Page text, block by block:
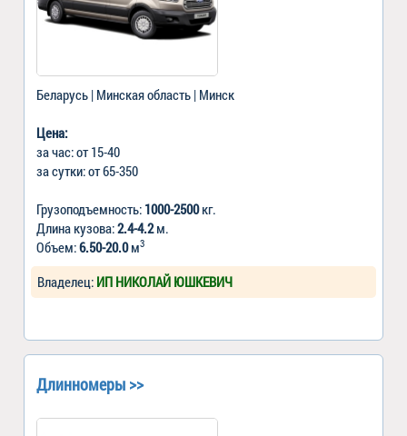
Беларусь | Минская область | Минск
Цена:
за час: от 15-40
за сутки: от 65-350
Грузоподъемность: 1000-2500кг.
Длина кузова:2.4-4.2м.
Объем:6.50-20.0м3
Владелец: ИП НИКОЛАЙ ЮШКЕВИЧ
Длинномеры >>